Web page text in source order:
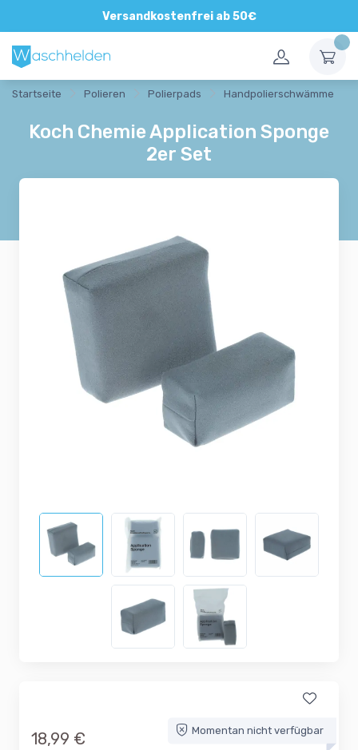
Versandkostenfrei ab 50€
Startseite Polieren Polierpads Handpolierschwämme
Koch Chemie Application Sponge
2er Set
Momentan nicht verfügbar
18,99 €